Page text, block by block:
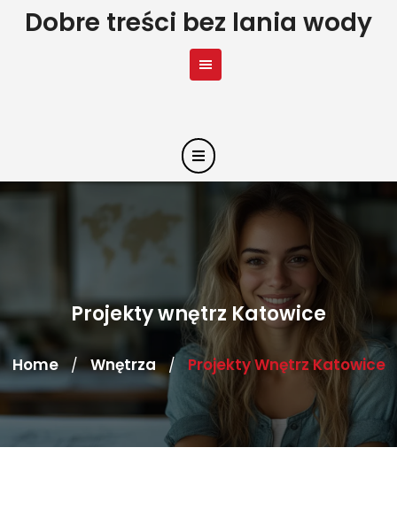
SkipDobre treści bez lania wody
Projekty wnętrz Katowice
Home / Wnętrza / Projekty Wnętrz Katowice